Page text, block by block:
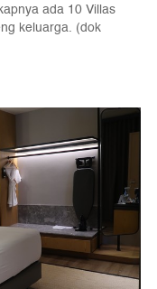
ada 10 Villas
keluarga. (dok